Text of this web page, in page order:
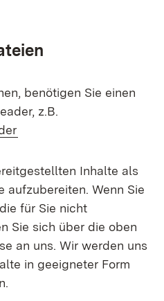
benötigen Sie einen
z.B.
Inhalte als
aufzubereiten. Wenn Sie
für Sie nicht
Sie sich über die oben
an uns. Wir werden uns
in geeigneter Form